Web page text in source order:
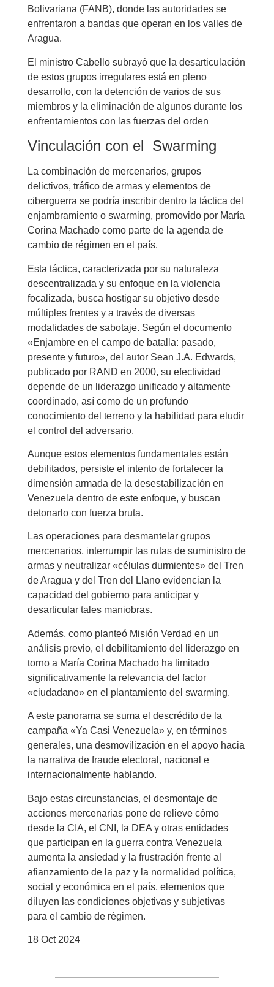
Bolivariana (FANB), donde las autoridades se
enfrentaron a bandas que operan en los valles de
Aragua.
El ministro Cabello subrayó que la desarticulación
de estos grupos irregulares está en pleno
desarrollo, con la detención de varios de sus
miembros y la eliminación de algunos durante los
enfrentamientos con las fuerzas del orden
Vinculación con el Swarming
La combinación de mercenarios, grupos
delictivos, tráfico de armas y elementos de
ciberguerra se podría inscribir dentro la táctica del
enjambramiento o swarming, promovido por María
Corina Machado como parte de la agenda de
cambio de régimen en el país.
Esta táctica, caracterizada por su naturaleza
descentralizada y su enfoque en la violencia
focalizada, busca hostigar su objetivo desde
múltiples frentes y a través de diversas
modalidades de sabotaje. Según el documento
«Enjambre en el campo de batalla: pasado,
presente y futuro», del autor Sean J.A. Edwards,
publicado por RAND en 2000, su efectividad
depende de un liderazgo unificado y altamente
coordinado, así como de un profundo
conocimiento del terreno y la habilidad para eludir
el control del adversario.
Aunque estos elementos fundamentales están
debilitados, persiste el intento de fortalecer la
dimensión armada de la desestabilización en
Venezuela dentro de este enfoque, y buscan
detonarlo con fuerza bruta.
Las operaciones para desmantelar grupos
mercenarios, interrumpir las rutas de suministro de
armas y neutralizar «células durmientes» del Tren
de Aragua y del Tren del Llano evidencian la
capacidad del gobierno para anticipar y
desarticular tales maniobras.
Además, como planteó Misión Verdad en un
análisis previo, el debilitamiento del liderazgo en
torno a María Corina Machado ha limitado
significativamente la relevancia del factor
«ciudadano» en el plantamiento del swarming.
A este panorama se suma el descrédito de la
campaña «Ya Casi Venezuela» y, en términos
generales, una desmovilización en el apoyo hacia
la narrativa de fraude electoral, nacional e
internacionalmente hablando.
Bajo estas circunstancias, el desmontaje de
acciones mercenarias pone de relieve cómo
desde la CIA, el CNI, la DEA y otras entidades
que participan en la guerra contra Venezuela
aumenta la ansiedad y la frustración frente al
afianzamiento de la paz y la normalidad política,
social y económica en el país, elementos que
diluyen las condiciones objetivas y subjetivas
para el cambio de régimen.
18 Oct 2024